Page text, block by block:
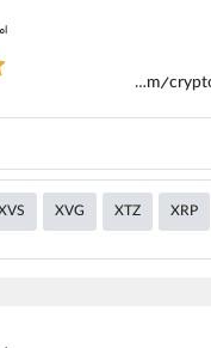
https://alirezamehrabi.com/cryptocurrency/wallet/trust-wallet
XVG XTZ XRP